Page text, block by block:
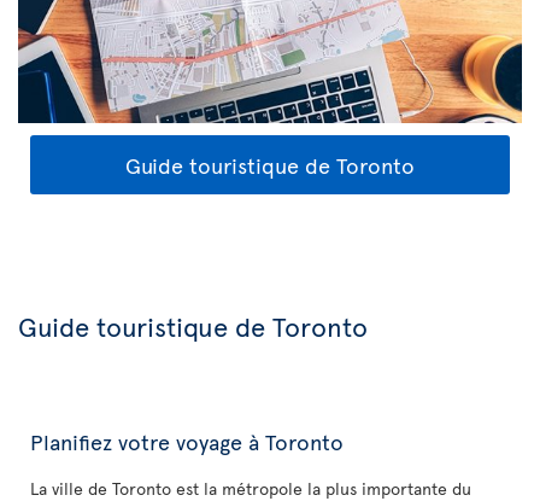
Guide touristique de Toronto
Guide touristique de Toronto
Planifiez votre voyage à Toronto
La ville de Toronto est la métropole la plus importante du